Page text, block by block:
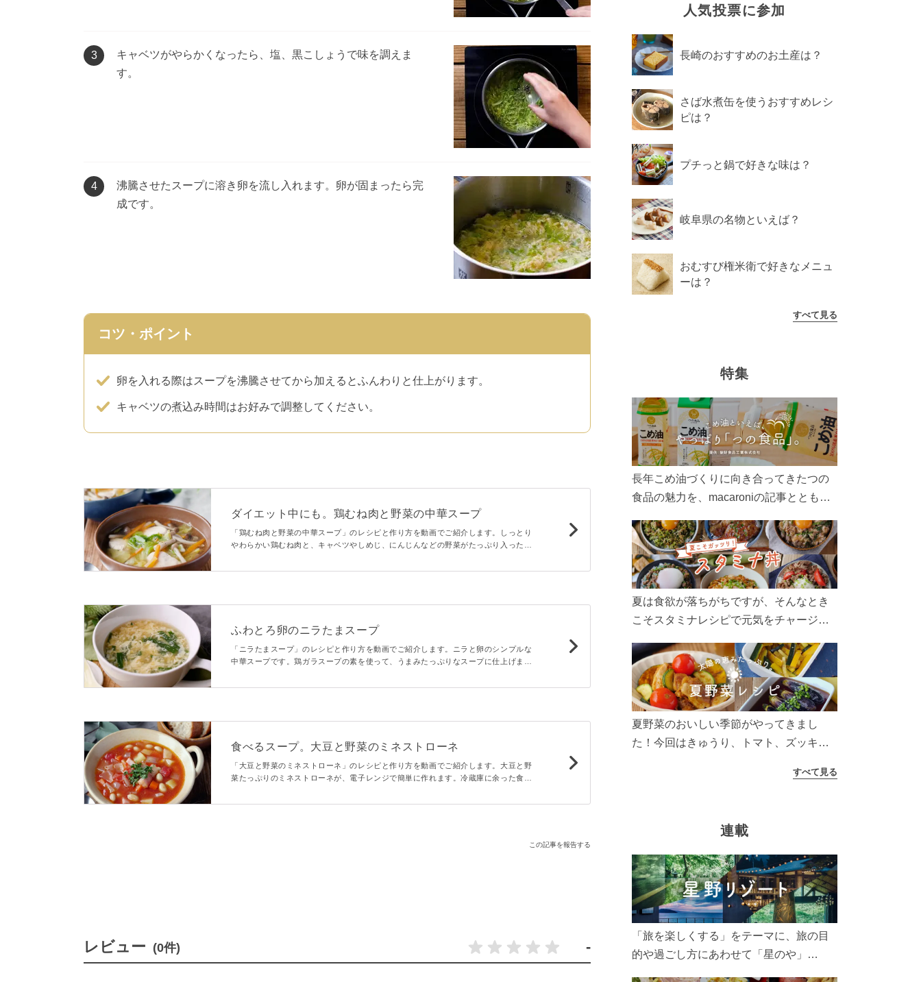
3
キャベツがやらかくなったら、塩、黒こしょうで味を調えま
す。
4
沸騰させたスープに溶き卵を流し入れます。卵が固まったら完
成です。
コツ・ポイント
卵を入れる際はスープを沸騰させてから加えるとふんわりと仕上がります。
キャベツの煮込み時間はお好みで調整してください。
ダイエット中にも。鶏むね肉と野菜の中華スープ
「鶏むね肉と野菜の中華スープ」のレシピと作り方を動画でご紹介します。しっとり
やわらかい鶏むね肉と、キャベツやしめじ、にんじんなどの野菜がたっぷり入ったス
ちょっと小腹が空いたときにもおすすめです。
ふわとろ卵のニラたまスープ
「ニラたまスープ」のレシピと作り方を動画でご紹介します。ニラと卵のシンプルな
中華スープです。鶏ガラスープの素を使って、うまみたっぷりなスープに仕上げまし
食べるスープ。大豆と野菜のミネストローネ
「大豆と野菜のミネストローネ」のレシピと作り方を動画でご紹介します。大豆と野
菜たっぷりのミネストローネが、電子レンジで簡単に作れます。冷蔵庫に余った食材
にもおすすめですよ。
この記事を報告する
レビュー (0件) -
人気投票に参加
長崎のおすすめのお土産は？
さば水煮缶を使うおすすめレシ
ピは？
プチっと鍋で好きな味は？
岐阜県の名物といえば？
おむすび権米衛で好きなメニュ
ーは？
すべて見る
特集
長年こめ油づくりに向き合ってきたつの
食品の魅力を、macaroniの記事とともに
ん、製造現場や品質へのこだわりまで。
こめ油をもっと好きになるコンテンツを
ぜひお楽しみください。
夏は食欲が落ちがちですが、そんなとき
こそスタミナレシピで元気をチャージ！
リ食べて、夏バテを吹き飛ばしましょ
う！
夏野菜のおいしい季節がやってきまし
た！今回はきゅうり、トマト、ズッキー
太陽の光をたっぷりあびた夏野菜は栄養
すべて見る
連載
「旅を楽しくする」をテーマに、旅の目
的や過ごし方にあわせて「星のや」